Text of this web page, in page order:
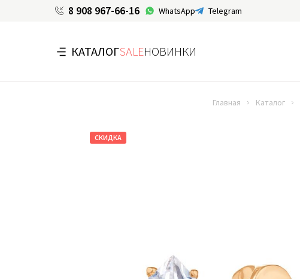
8 908 967-66-16 WhatsApp Telegram
КАТАЛОГSALEНОВИНКИ
Главная Каталог
СКИДКА